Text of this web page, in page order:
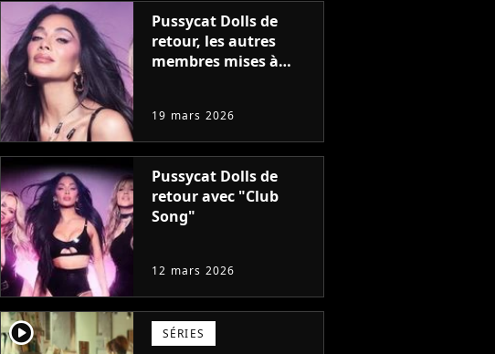
Pussycat Dolls de
retour, les autres
membres mises à
19 mars 2026
Pussycat Dolls de
retour avec "Club
Song"
12 mars 2026
player2 SÉRIES